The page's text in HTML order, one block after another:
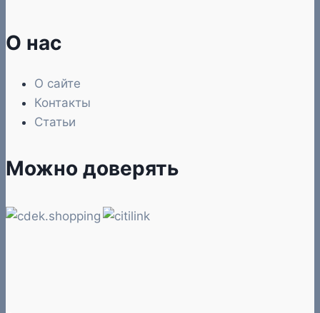
О нас
О сайте
Контакты
Статьи
Можно доверять